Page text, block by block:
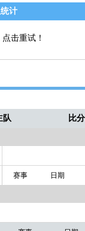
计
击重试！
队 比分
赛事 日期